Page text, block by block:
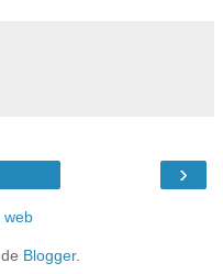
›
web
Blogger.